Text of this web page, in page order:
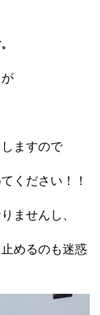
ますので
ください！！
ませんし、
めるのも迷惑